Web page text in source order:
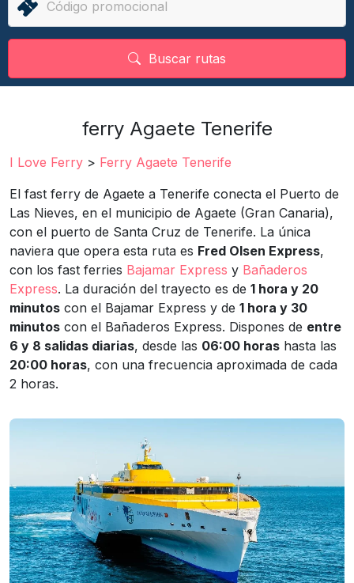
Buscar rutas
ferry Agaete Tenerife
I Love Ferry > Ferry Agaete Tenerife
El fast ferry de Agaete a Tenerife conecta el Puerto de
Las Nieves, en el municipio de Agaete (Gran Canaria),
con el puerto de Santa Cruz de Tenerife. La única
naviera que opera esta ruta es Fred Olsen Express,
con los fast ferries Bajamar Express y Bañaderos
Express. La duración del trayecto es de 1 hora y 20
minutos con el Bajamar Express y de 1 hora y 30
minutos con el Bañaderos Express. Dispones de entre
6 y 8 salidas diarias, desde las 06:00 horas hasta las
20:00 horas, con una frecuencia aproximada de cada
2 horas.